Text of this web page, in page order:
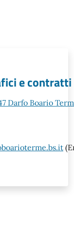
e contratti
Darfo Boario